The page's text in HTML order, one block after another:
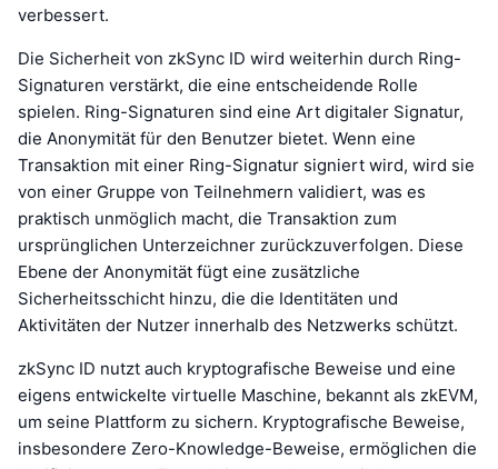
verbessert.
Die Sicherheit von zkSync ID wird weiterhin durch Ring-
Signaturen verstärkt, die eine entscheidende Rolle
spielen. Ring-Signaturen sind eine Art digitaler Signatur,
die Anonymität für den Benutzer bietet. Wenn eine
Transaktion mit einer Ring-Signatur signiert wird, wird sie
von einer Gruppe von Teilnehmern validiert, was es
praktisch unmöglich macht, die Transaktion zum
ursprünglichen Unterzeichner zurückzuverfolgen. Diese
Ebene der Anonymität fügt eine zusätzliche
Sicherheitsschicht hinzu, die die Identitäten und
Aktivitäten der Nutzer innerhalb des Netzwerks schützt.
zkSync ID nutzt auch kryptografische Beweise und eine
eigens entwickelte virtuelle Maschine, bekannt als zkEVM,
um seine Plattform zu sichern. Kryptografische Beweise,
insbesondere Zero-Knowledge-Beweise, ermöglichen die